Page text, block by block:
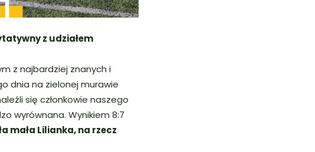
z udziałem
z najbardziej znanych i
dnia na zielonej murawie
się członkowie naszego
wyrównana. Wynikiem 8:7
mała Lilianka, na rzecz